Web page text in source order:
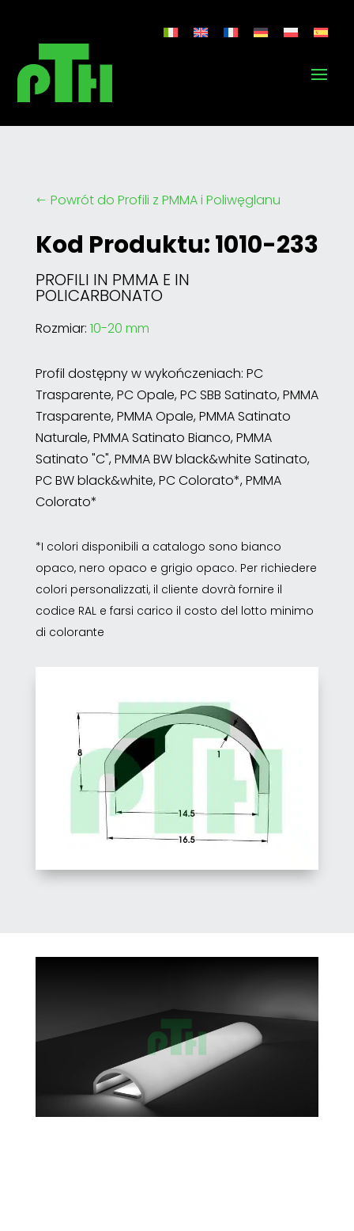
# Powrót do Profili z PMMA i Poliwęglanu
Kod Produktu: 1010-233
PROFILI IN PMMA E IN
POLICARBONATO
Rozmiar: 10-20 mm
Profil dostępny w wykończeniach: PC
Trasparente, PC Opale, PC SBB Satinato, PMMA
Trasparente, PMMA Opale, PMMA Satinato
Naturale, PMMA Satinato Bianco, PMMA
Satinato "C", PMMA BW black&white Satinato,
PC BW black&white, PC Colorato*, PMMA
Colorato*
*I colori disponibili a catalogo sono bianco
opaco, nero opaco e grigio opaco. Per richiedere
colori personalizzati, il cliente dovrà fornire il
codice RAL e farsi carico il costo del lotto minimo
di colorante